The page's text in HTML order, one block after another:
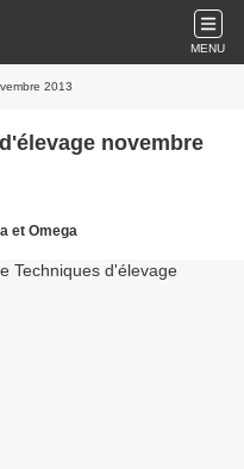
MENU
2013
novembre
et Omega